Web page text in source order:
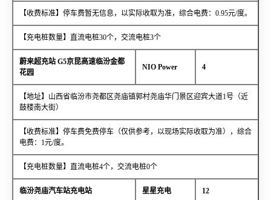
【收费标准】停车费暂无信息，以实际收取为准，综合电费：0.95元/度。
【充电桩数量】直流电桩30个，交流电桩3个
蔚来超充站 G5京昆高速临汾金都
花园
NIO Power 4
【地址】山西省临汾市尧都区尧庙镇郭村尧庙华门景区迎宾大道1号（近
鼓楼南大街）
【收费标准】停车费免费停车（仅供参考，以现场实际收取为准），综合
电费：1元/度。
【充电桩数量】直流电桩4个，交流电桩0个
临汾尧庙汽车站充电站 星星充电 12